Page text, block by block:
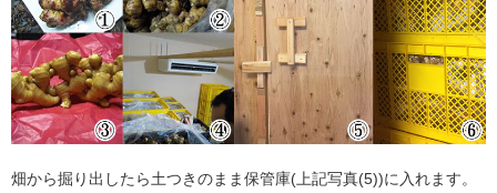
畑から掘り出したら土つきのまま保管庫(上記写真(5))に入れます。